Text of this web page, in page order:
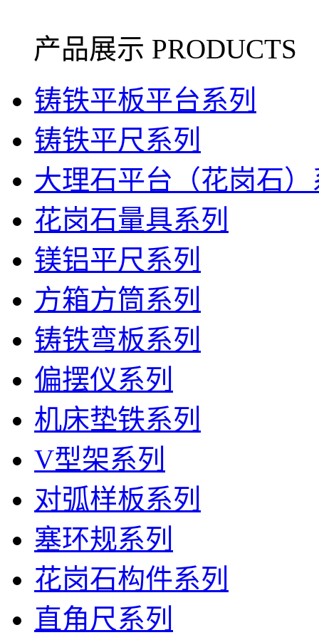
产品展示 PRODUCTS
铸铁平板平台系列
铸铁平尺系列
大理石平台（花岗石）
花岗石量具系列
镁铝平尺系列
方箱方筒系列
铸铁弯板系列
偏摆仪系列
机床垫铁系列
V型架系列
对弧样板系列
塞环规系列
花岗石构件系列
直角尺系列